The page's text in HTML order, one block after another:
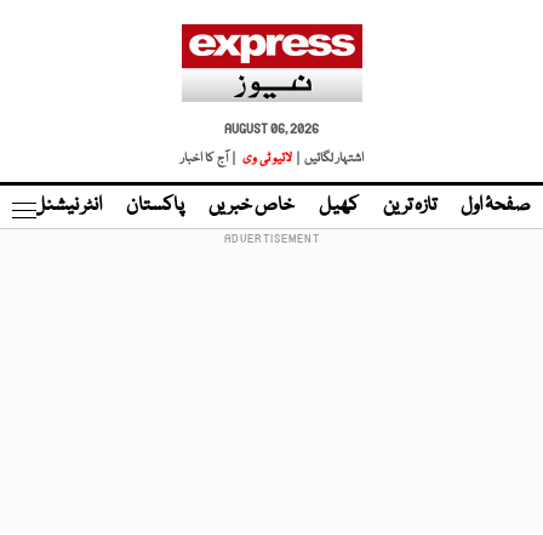
AUGUST 06, 2026
اشتہار لگائیں |
لائیو ٹی وی | آج کا اخبار
صفحۂ اول تازہ ترین کھیل خاص خبریں پاکستان انٹر نیشنل